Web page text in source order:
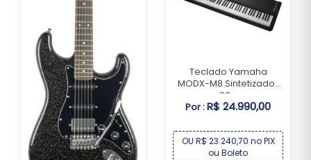
Guitarra Seizi Katana
Musashi HSS Midn...
Por :R$ 1.339,00
Teclado Yamaha
MODX-M8 Sintetizador
88...
Por :R$ 24.990,00
OU R$ 23.240,70 no PIX
ou Boleto